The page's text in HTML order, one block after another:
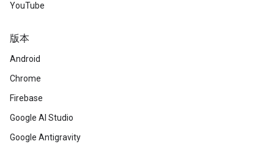
YouTube
版本
Android
Chrome
Firebase
Google AI Studio
Google Antigravity